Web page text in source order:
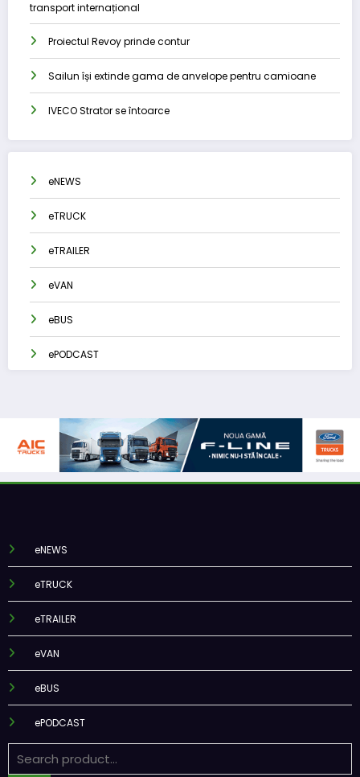
transport internațional
Proiectul Revoy prinde contur
Sailun își extinde gama de anvelope pentru camioane
IVECO Strator se întoarce
eNEWS
eTRUCK
eTRAILER
eVAN
eBUS
ePODCAST
eNEWS
eTRUCK
eTRAILER
eVAN
eBUS
ePODCAST